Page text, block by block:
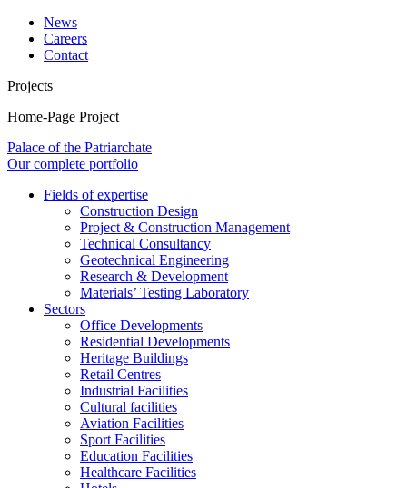
News
Careers
Contact
Projects
Home-Page Project
Palace of the Patriarchate
Our complete portfolio
Fields of expertise
Construction Design
Project & Construction Management
Technical Consultancy
Geotechnical Engineering
Research & Development
Materials’ Testing Laboratory
Sectors
Office Developments
Residential Developments
Heritage Buildings
Retail Centres
Industrial Facilities
Cultural facilities
Aviation Facilities
Sport Facilities
Education Facilities
Healthcare Facilities